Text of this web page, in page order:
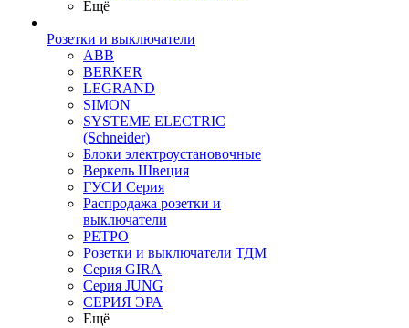
Ещё
Розетки и выключатели
ABB
BERKER
LEGRAND
SIMON
SYSTEME ELECTRIC
(Schneider)
Блоки электроустановочные
Веркель Швеция
ГУСИ Серия
Распродажа розетки и
выключатели
РЕТРО
Розетки и выключатели ТДМ
Серия GIRA
Серия JUNG
СЕРИЯ ЭРА
Ещё